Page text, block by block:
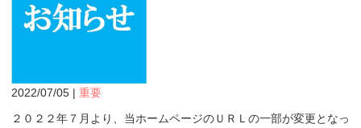
2022/07/05 | 重要
２０２２年７月より、当ホームページのＵＲＬの一部が変更となっ